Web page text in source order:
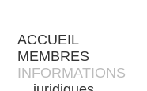
ACCUEIL
MEMBRES
INFORMATIONS